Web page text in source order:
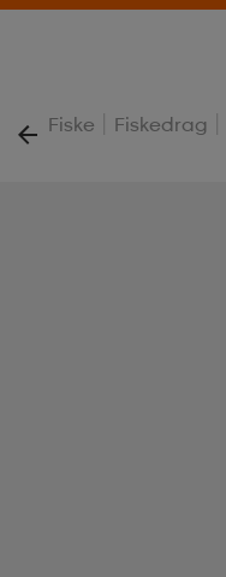
Fiske | Fiskedrag |